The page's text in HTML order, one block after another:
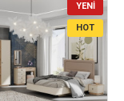
YENI
HOT